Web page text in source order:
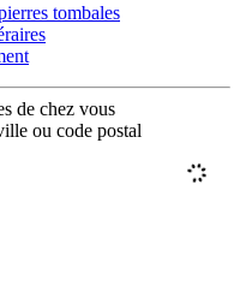
tombales
de chez vous
ou code postal